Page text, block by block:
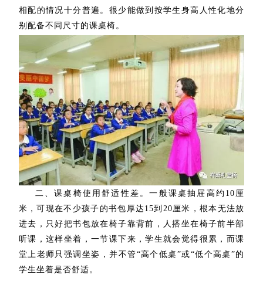
相配的情况十分普遍。很少能做到按学生身高人性化地分
别配备不同尺寸的课桌椅。
二、课桌椅使用舒适性差。一般课桌抽屉高约10厘
米，可现在不少孩子的书包厚达15到20厘米，根本无法放
进去，只好把书包放在椅子靠背前，人搭坐在椅子前半部
听课，这样坐着，一节课下来，学生就会觉得很累，而课
堂上老师只强调坐姿，并不管“高个低桌”或“低个高桌”的
学生坐着是否舒适。